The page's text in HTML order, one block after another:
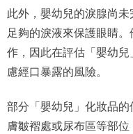
此外，嬰幼兒的淚腺尚
足夠的淚液來保護眼睛
作，因此在評估「嬰幼
慮經口暴露的風險。
部分「嬰幼兒」化妝品
膚皺褶處或尿布區等部